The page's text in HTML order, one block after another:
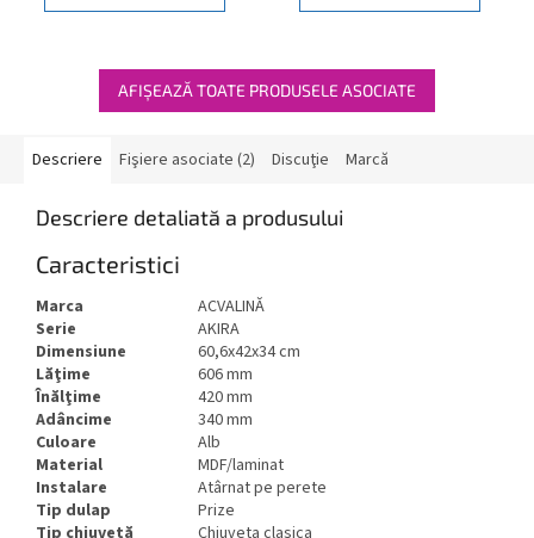
AFIŞEAZĂ TOATE PRODUSELE ASOCIATE
Descriere Fişiere asociate (2) Discuţie Marcă
Descriere detaliată a produsului
Caracteristici
Marca
ACVALINĂ
Serie
AKIRA
Dimensiune
60,6x42x34 cm
Lăţime
606 mm
Înălţime
420 mm
Adâncime
340 mm
Culoare
Alb
Material
MDF/laminat
Instalare
Atârnat pe perete
Tip dulap
Prize